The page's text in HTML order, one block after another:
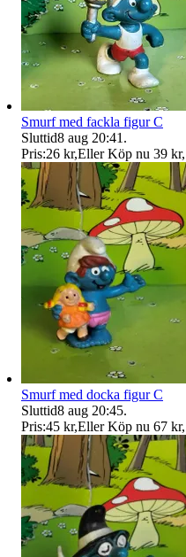
Smurf med fackla figur C
Sluttid8 aug 20:41 .
Pris:26 kr,Eller Köp nu 39 kr,
Smurf med docka figur C
Sluttid8 aug 20:45.
Pris:45 kr,Eller Köp nu 67 kr,